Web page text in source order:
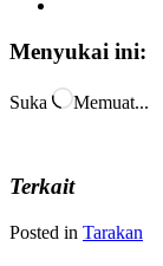
Menyukai ini:
Suka Memuat...
Terkait
Posted in Tarakan